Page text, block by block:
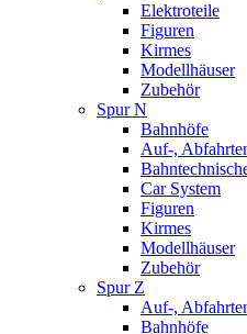
Elektroteile
Figuren
Kirmes
Modellhäuser
Zubehör
Spur N
Bahnhöfe
Auf-,
Car System
Figuren
Kirmes
Modellhäuser
Zubehör
Spur Z
Auf-,
Bahnhöfe